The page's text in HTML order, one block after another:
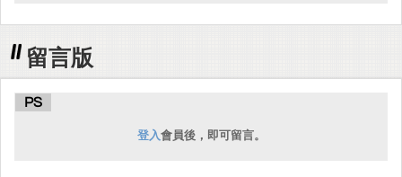
留言版
PS
登入會員後，即可留言。